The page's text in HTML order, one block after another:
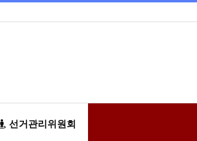
선거관리위원회